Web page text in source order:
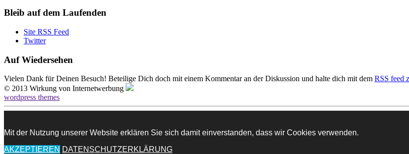
Bleib auf dem Laufenden
Site RSS Feed
Twitter
Auf Wiedersehen
Vielen Dank für Deinen Besuch! Beteilige Dich doch mit einem Kommentar an der Diskussion und halte dich mit dem RSS feed
© 2013 Wirkung von Internetwerbung
wordpress themes
Mit der Nutzung unserer Website erklären Sie sich damit einverstanden, dass wir Cookies verwenden.
AKZEPTIEREN DATENSCHUTZERKLÄRUNG